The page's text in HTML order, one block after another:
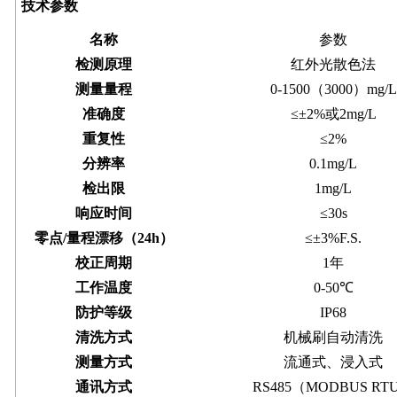
技术参数
名称
参数
检测原理
红外光散色法
测量量程
0-1 500（3000） mg/L
准确度
≤±2%或2mg/L
重复性
≤2%
分辨率
0.1mg/L
检出限
1mg/L
响应时间
≤30s
零点/量程漂移（24h）
≤±3%F.S.
校正周期
1年
工作温度
0-50℃
防护等级
IP68
清洗方式
机械刷自动清洗
测量方式
流通式、浸入式
通讯方式
RS485（MODBUS